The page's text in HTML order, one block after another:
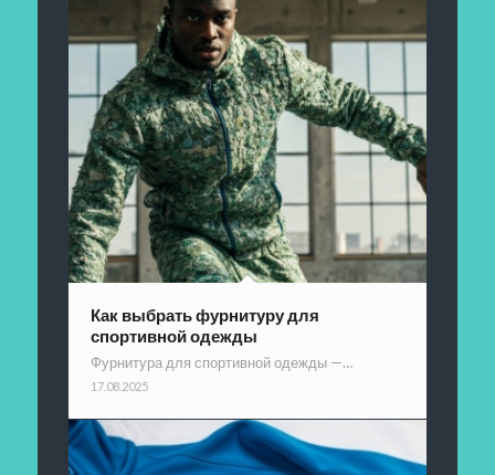
Как выбрать фурнитуру для
спортивной одежды
Фурнитура для спортивной одежды —…
17.08.2025